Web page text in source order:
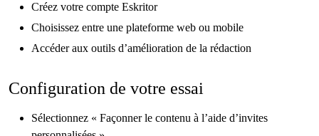
Créez votre compte Eskritor
Choisissez entre une plateforme web ou mobile
Accéder aux outils d’amélioration de la rédaction
Configuration de votre essai
Sélectionnez « Façonner le contenu à l’aide d’invites